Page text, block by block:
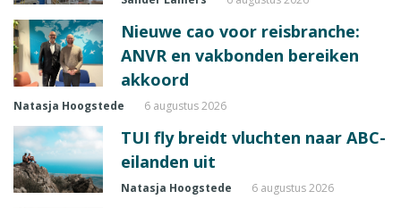
Nieuwe cao voor reisbranche:
ANVR en vakbonden bereiken
akkoord
Natasja Hoogstede 6 augustus 2026
TUI fly breidt vluchten naar ABC-
eilanden uit
Natasja Hoogstede 6 augustus 2026